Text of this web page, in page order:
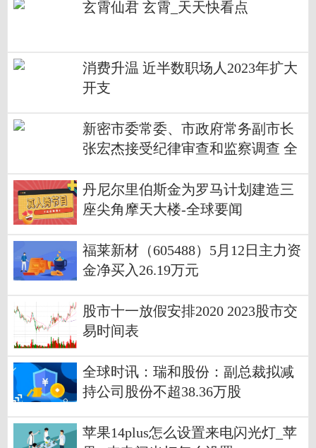
玄霄仙君 玄霄_天天快看点
消费升温 近半数职场人2023年扩大
开支
新密市委常委、市政府常务副市长
张宏杰接受纪律审查和监察调查 全
丹尼尔里伯斯金为罗马计划建造三
座尖角摩天大楼-全球要闻
福莱新材（605488）5月12日主力资
金净买入26.19万元
股市十一放假安排2020 2023股市交
易时间表
全球时讯：瑞和股份：副总裁拟减
持公司股份不超38.36万股
苹果14plus怎么设置来电闪光灯_苹